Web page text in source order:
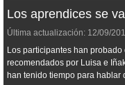
Los aprendices se
Última actualización: 12/09/
Los participantes han
recomendados por Luisa e
han tenido tiempo para hablar